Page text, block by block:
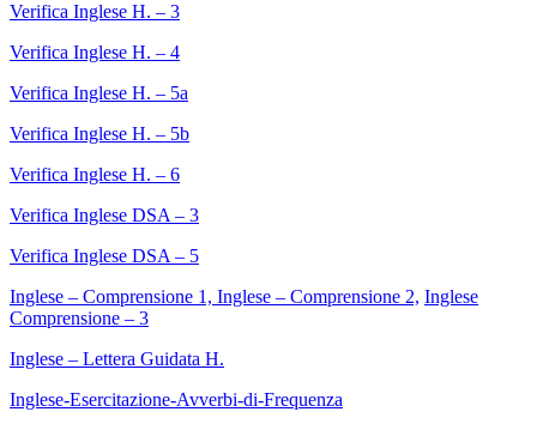
Verifica Inglese H. – 3
Verifica Inglese H. – 4
Verifica Inglese H. – 5a
Verifica Inglese H. – 5b
Verifica Inglese H. – 6
Verifica Inglese DSA – 3
Verifica Inglese DSA – 5
Inglese – Comprensione 1, Inglese – Comprensione 2, Inglese
Comprensione – 3
Inglese – Lettera Guidata H.
Inglese-Esercitazione-Avverbi-di-Frequenza